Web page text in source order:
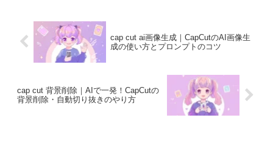
cap cut ai画像生成｜CapCutのAI画像生
成の使い方とプロンプトのコツ
cap cut 背景削除｜AIで一発！CapCutの
背景削除・自動切り抜きのやり方